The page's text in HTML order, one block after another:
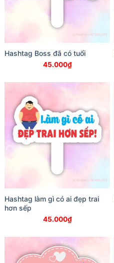
Hashtag Boss đã có tuổi
45.000₫
Hashtag làm gì có ai đẹp trai
hơn sếp
45.000₫